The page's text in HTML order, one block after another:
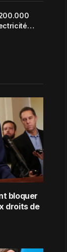
bloquer
droits de